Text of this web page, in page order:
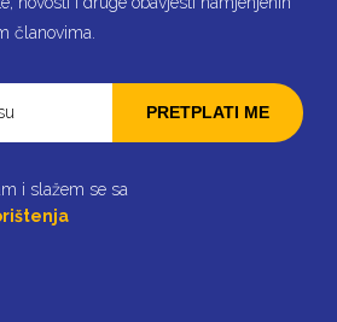
članovima.
PRETPLATI ME
i slažem se sa